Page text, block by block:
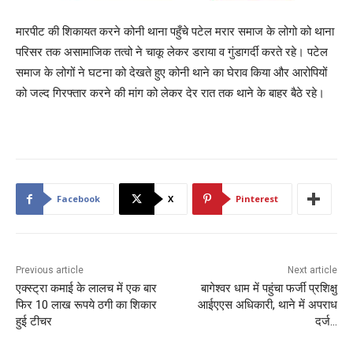
मारपीट की शिकायत करने कोनी थाना पहुँचे पटेल मरार समाज के लोगो को थाना
परिसर तक असामाजिक तत्वो ने चाकू लेकर डराया व गुंडागर्दी करते रहे। पटेल
समाज के लोगों ने घटना को देखते हुए कोनी थाने का घेराव किया और आरोपियों
को जल्द गिरफ्तार करने की मांग को लेकर देर रात तक थाने के बाहर बैठे रहे।
Facebook X Pinterest
Previous article
एक्स्ट्रा कमाई के लालच में एक बार
फिर 10 लाख रूपये ठगी का शिकार
हुई टीचर
Next article
बागेश्वर धाम में पहुंचा फर्जी प्रशिक्षु
आईएएस अधिकारी, थाने में अपराध
दर्ज…